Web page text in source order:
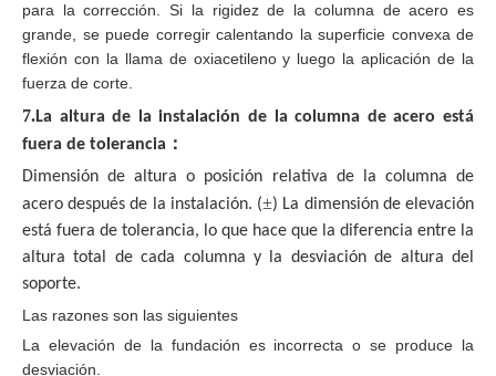
para la corrección. Si la rigidez de la columna de acero es
grande, se puede corregir calentando la superficie convexa de
flexión con la llama de oxiacetileno y luego la aplicación de la
fuerza de corte.
7.La altura de la instalación de la columna de acero está
fuera de tolerancia ：
Dimensión de altura o posición relativa de la columna de
acero después de la instalación. (±) La dimensión de elevación
está fuera de tolerancia, lo que hace que la diferencia entre la
altura total de cada columna y la desviación de altura del
soporte.
Las razones son las siguientes
La elevación de la fundación es incorrecta o se produce la
desviación.